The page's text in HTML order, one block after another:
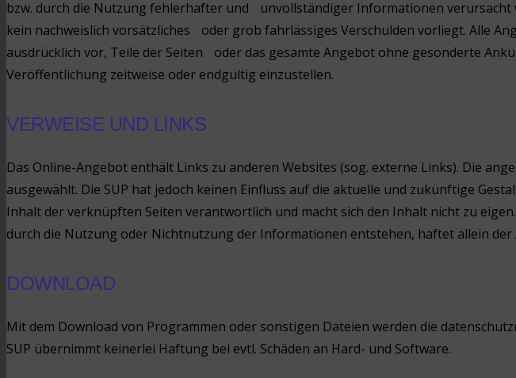
bzw. durch die Nutzung fehlerhafter und unvollständiger Informationen
kein nachweislich vorsätzliches oder grob fahrlässiges Verschulden vorliegt. Alle
ausdrücklich vor, Teile der Seiten oder das gesamte Angebot ohne gesonderte
Veröffentlichung zeitweise oder endgültig einzustellen.
VERWEISE UND LINKS
Das Online-Angebot enthält Links zu anderen Websites (sog. externe Links). Die
ausgewählt. Die SUP hat jedoch keinen Einfluss auf die aktuelle und zukünftige
Inhalt der verknüpften Seiten verantwortlich und macht sich den Inhalt nicht zu
durch die Nutzung oder Nichtnutzung der Informationen entstehen, haftet allein der
DOWNLOAD
Mit dem Download von Programmen oder sonstigen Dateien werden die
SUP übernimmt keinerlei Haftung bei evtl. Schäden an Hard- und Software.